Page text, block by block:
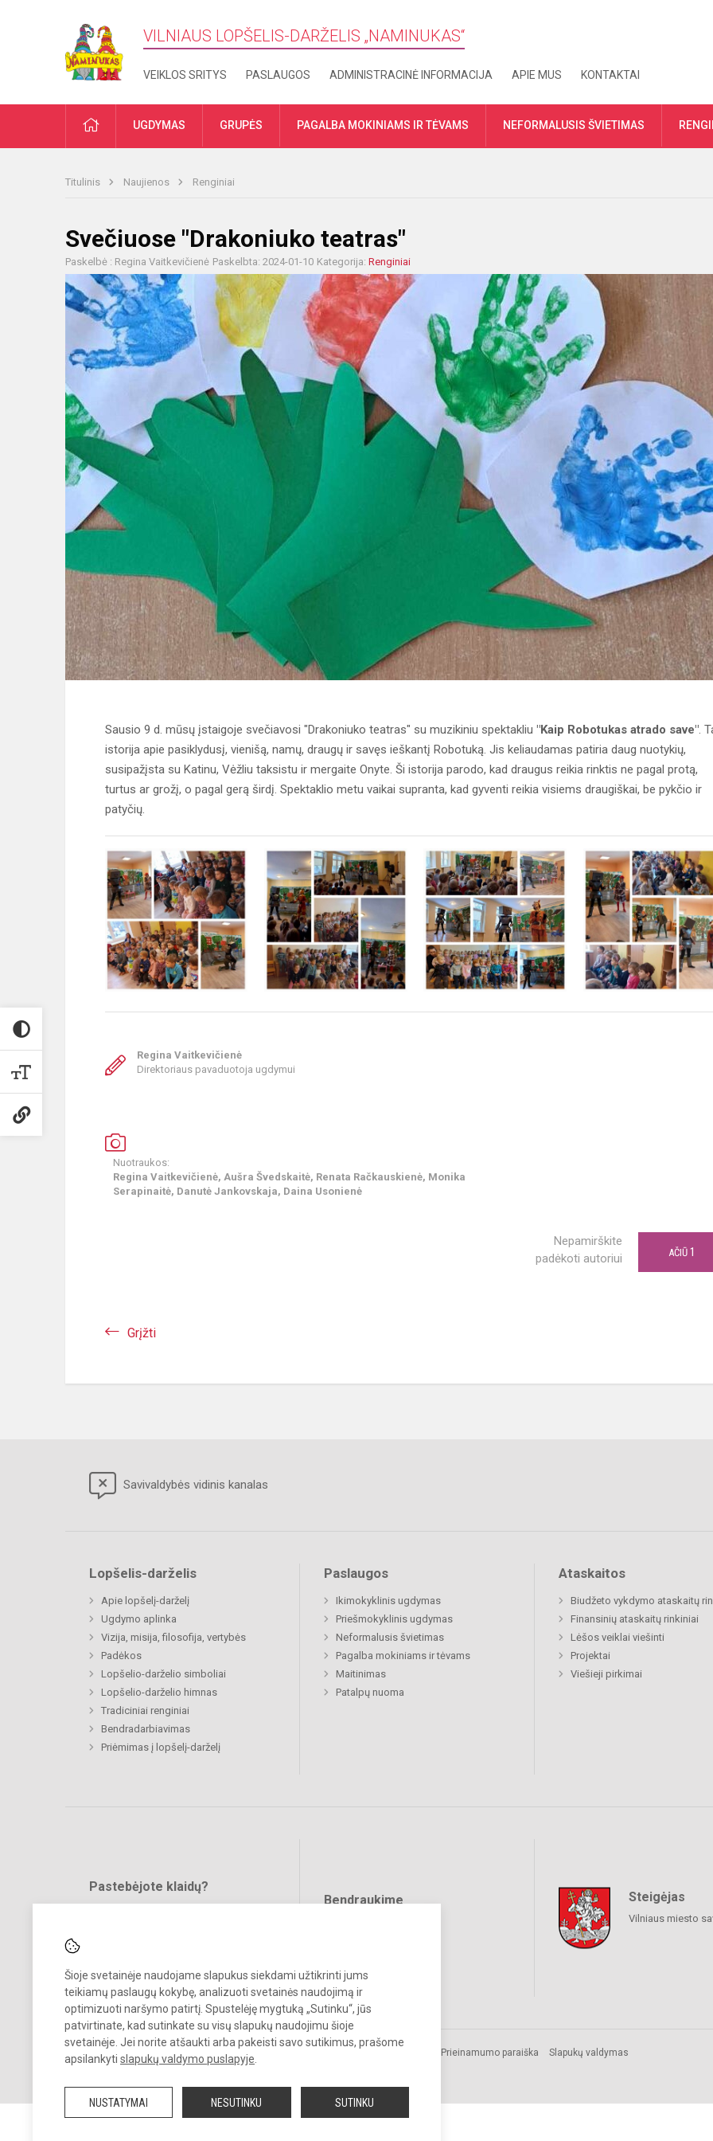
Šioje svetainėje naudojame slapukus siekdami užtikrinti jums
teikiamų paslaugų kokybę, analizuoti svetainės naudojimą ir
optimizuoti naršymo patirtį. Spustelėję mygtuką „Sutinku“, jūs
patvirtinate, kad sutinkate su visų slapukų naudojimu šioje
svetainėje. Jei norite atšaukti arba pakeisti savo sutikimus, prašome
apsilankyti slapukų valdymo puslapyje
NUSTATYMAI NESUTINKU SUTINKU
VILNIAUS LOPŠELIS-DARŽELIS „​NAMINUKAS“
VEIKLOS SRITYS PASLAUGOS ADMINISTRACINĖ INFORMACIJA APIE MUS KONTAKTAI
PRADŽIAUGDYMAS GRUPĖS PAGALBA MOKINIAMS IR TĖVAMS NEFORMALUSIS ŠVIETIMAS
Titulinis Naujienos Renginiai
Svečiuose "Drakoniuko teatras"
Paskelbė : Regina Vaitkevičienė Paskelbta: 2024-01-10 Kategorija: Renginiai
Sausio 9 d. mūsų įstaigoje svečiavosi "Drakoniuko teatras" su muzikiniu spektakliu "Kaip Robotukas atrado save".
istorija apie pasiklydusį, vienišą, namų, draugų ir savęs ieškantį Robotuką. Jis keliaudamas patiria daug nuotykių,
susipažįsta su Katinu, Vėžliu taksistu ir mergaite Onyte. Ši istorija parodo, kad draugus reikia rinktis ne pagal protą,
turtus ar grožį, o pagal gerą širdį. Spektaklio metu vaikai supranta, kad gyventi reikia visiems draugiškai, be pykčio ir
patyčių.
Regina Vaitkevičienė
Direktoriaus pavaduotoja ugdymui
Nuotraukos:
Regina Vaitkevičienė, Aušra Švedskaitė, Renata Račkauskienė, Monika
Serapinaitė, Danutė Jankovskaja, Daina Usonienė
Nepamirškite
padėkoti autoriui
AČIŪ 1
Grįžti
Savivaldybės vidinis kanalas
Lopšelis-darželis
Apie lopšelį-darželį
Ugdymo aplinka
Vizija, misija, filosofija, vertybės
Padėkos
Lopšelio-darželio simboliai
Lopšelio-darželio himnas
Tradiciniai renginiai
Bendradarbiavimas
Priėmimas į lopšelį-darželį
Paslaugos
Ikimokyklinis ugdymas
Priešmokyklinis ugdymas
Neformalusis švietimas
Pagalba mokiniams ir tėvams
Maitinimas
Patalpų nuoma
Ataskaitos
Biudžeto vykdymo ataskaitų
Finansinių ataskaitų rinkiniai
Lėšos veiklai viešinti
Projektai
Viešieji pirkimai
Pastebėjote klaidų?
Bendraukime Steigėjas
Vilniaus miesto
© 2022. Vilniaus lopšelis darželis Naminukas. Visos teisės saugomos.
Kopijuoti turinį be raštiško darželio administracijos sutikimo griežtai
Prieinamumo paraiška Slapukų valdymas